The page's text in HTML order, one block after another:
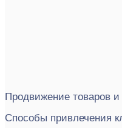
Продвижение товаров
Способы привлечения